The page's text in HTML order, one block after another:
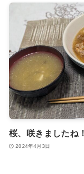
桜、咲きましたね！
2024年4月3日